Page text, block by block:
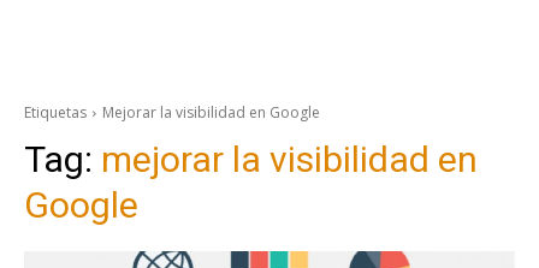
Etiquetas Mejorar la visibilidad en Google
Tag: mejorar la visibilidad en
Google